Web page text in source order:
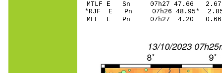
MTLF E Sn 07h27 47.66
*RJF E Pn 07h26
MFF E Pn 07h27